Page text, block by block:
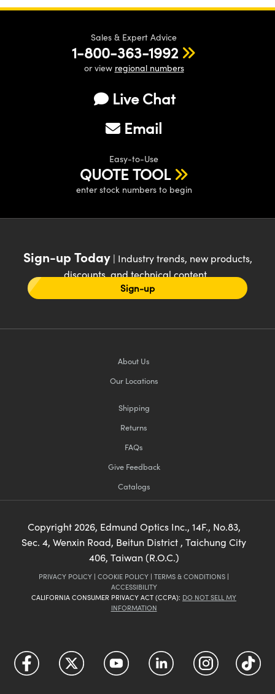
Sales & Expert Advice
1-800-363-1992
or view regional numbers
Live Chat
Email
Easy-to-Use
QUOTE TOOL
enter stock numbers to begin
Sign-up Today| Industry trends, new products,
discounts, and technical content
Sign-up
About Us
Our Locations
Shipping
Returns
FAQs
Give Feedback
Catalogs
Copyright 2026, Edmund Optics Inc., 14F., No.83,
Sec. 4, Wenxin Road, Beitun District , Taichung City
406, Taiwan (R.O.C.)
PRIVACY POLICY | COOKIE POLICY | TERMS & CONDITIONS |
ACCESSIBILITY
CALIFORNIA CONSUMER PRIVACY ACT (CCPA): DO NOT SELL MY
INFORMATION